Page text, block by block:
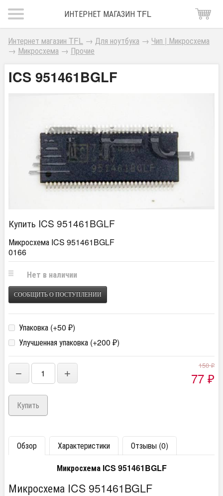
ИНТЕРНЕТ МАГАЗИН TFL
Интернет магазин TFL → Для ноутбука → Чип | Микросхема
→ Микросхема → Прочие
ICS 951461BGLF
Купить ICS 951461BGLF
Микросхема ICS 951461BGLF
0166
Нет в наличии
СООБЩИТЬ О ПОСТУПЛЕНИИ
Упаковка (+50 ₽)
Улучшенная упаковка (+200 ₽)
− +
150₽
77 ₽
Обзор Характеристики
Отзывы (0)
Микросхема ICS 951461BGLF
Микросхема ICS 951461BGLF